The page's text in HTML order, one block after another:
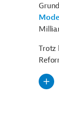
Trotz